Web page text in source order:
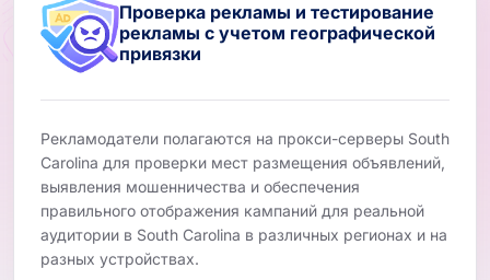
Проверка рекламы и тестирование
рекламы с учетом географической
привязки
Рекламодатели полагаются на прокси-серверы South
Carolina для проверки мест размещения объявлений,
выявления мошенничества и обеспечения
правильного отображения кампаний для реальной
аудитории в South Carolina в различных регионах и на
разных устройствах.